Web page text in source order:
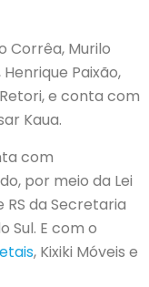
Corrêa, Murilo
Paixão,
e conta com
Kaua.
com
por meio da Lei
da Secretaria
Sul. E com o
, Kixiki Móveis e